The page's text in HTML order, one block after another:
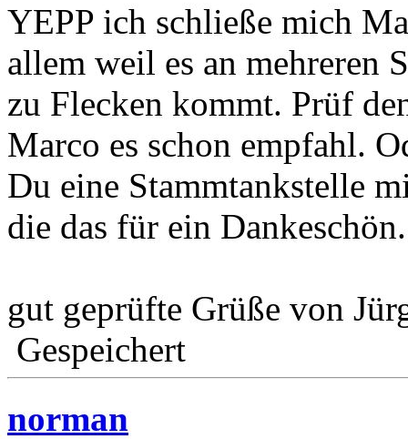
YEPP ich schließe mich
allem weil es an mehreren
zu Flecken kommt. Prüf
Marco es schon empfahl.
Du eine Stammtankstelle
die das für ein Dankeschön.
gut geprüfte Grüße von
Gespeichert
norman